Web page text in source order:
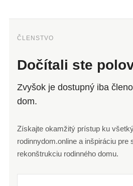
ČLENSTVO
Dočítali ste
Zvyšok je dostupný iba
dom.
Získajte okamžitý prístup ku
rodinnydom.online a inšpiráciu pre
rekonštrukciu rodinného domu.